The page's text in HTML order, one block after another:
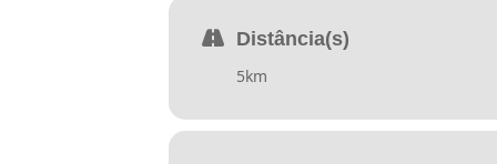
🔒 Tempo limite de prova: 1h
🚦 Largada encerrada 10 minutos
INSCRIÇÕES
Distância(s)
5km